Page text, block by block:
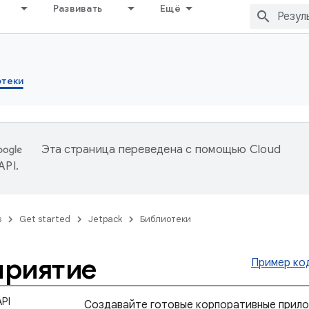
Развивать Ещё
Эта страница переведена с помощью Cloud
.
Get started Jetpack Библиотеки
Пример
Создавайте готовые корпоративные